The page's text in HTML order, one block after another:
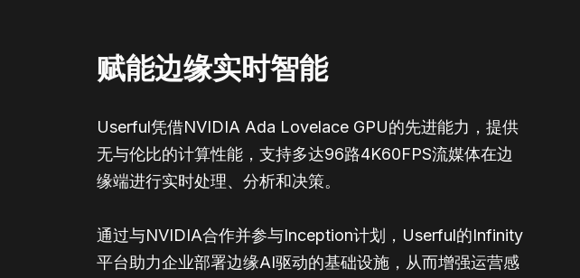
赋能边缘实时智能
Userful凭借NVIDIA Ada Lovelace GPU的先进能力，提供
无与伦比的计算性能，支持多达96路4K60FPS流媒体在边
缘端进行实时处理、分析和决策。
通过与NVIDIA合作并参与Inception计划，Userful的Infinity
平台助力企业部署边缘AI驱动的基础设施，从而增强运营感